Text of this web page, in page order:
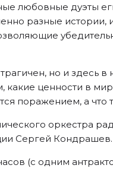
любовные дуэты
разные
но и
ценности в
поражением, а
оркестра
Сергей Кондрашев.
(с одним